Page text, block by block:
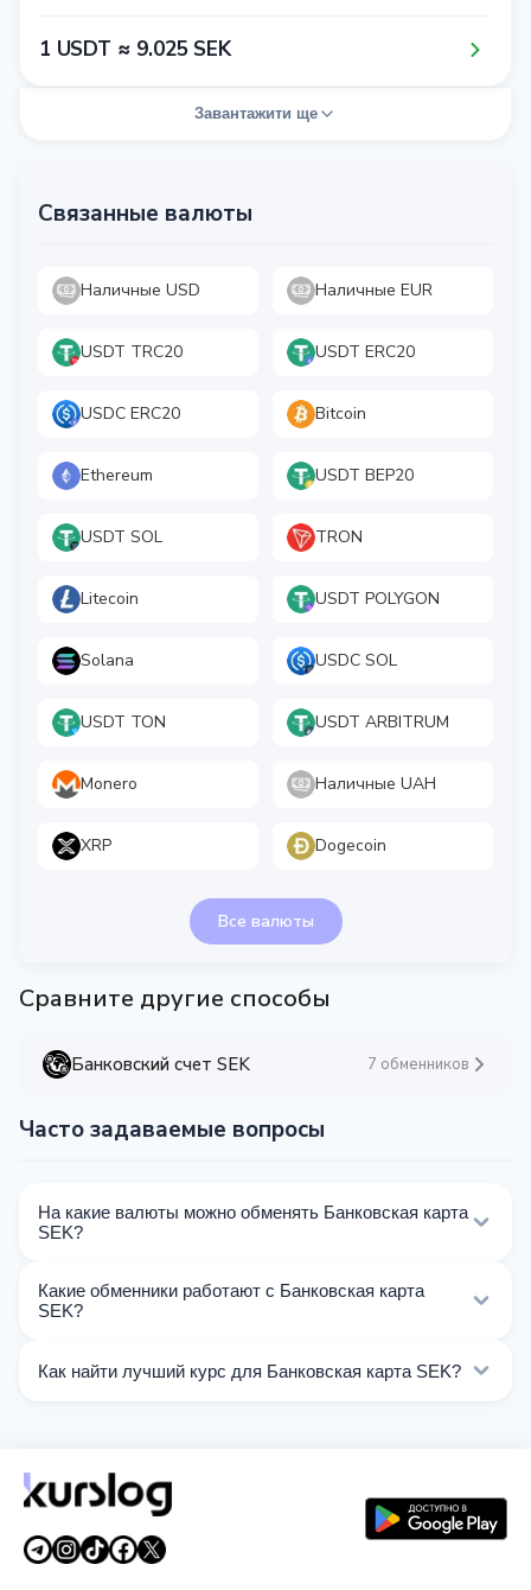
1​ USDT ≈ 9​.0​2​5​ SEK
Завантажити ще
Связанные валюты
Наличные USD Наличные EUR
USDT TRC20 USDT ERC20
USDC ERC20 Bitcoin
Ethereum USDT BEP20
USDT SOL TRON
Litecoin USDT POLYGON
Solana USDC SOL
USDT TON USDT ARBITRUM
Monero Наличные UAH
XRP Dogecoin
Все валюты
Сравните другие способы
Банковский счет SEK 7 обменников
Часто задаваемые вопросы
На какие валюты можно обменять Банковская карта
SEK?
Банковская карта SEK. Выберите нужное
Какие обменники работают с Банковская карта
SEK?
операции с Банковская карта SEK.
Как найти лучший курс для Банковская карта SEK?
обновляются в реальном времени.